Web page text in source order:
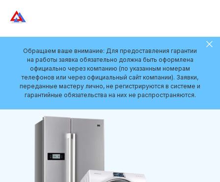
Обращаем ваше внимание: Для предоставления гарантии
на работы заявка обязательно должна быть оформлена
официально через компанию (по указанным номерам
телефонов или через официальный сайт компании). Заявки,
переданные мастеру лично, не регистрируются в системе и
гарантийные обязательства на них не распространяются.